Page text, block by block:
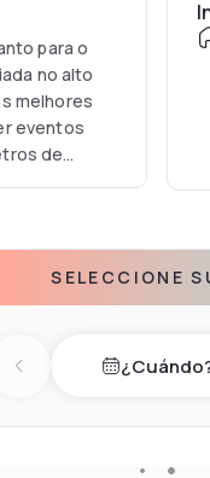
para o
no alto
melhores
eventos
de
SELECCIONE
Previous day